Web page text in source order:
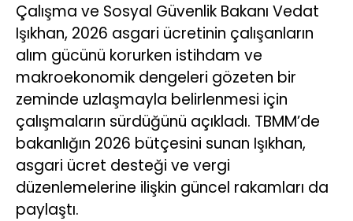
Çalışma ve Sosyal Güvenlik Bakanı Vedat
Işıkhan, 2026 asgari ücretinin çalışanların
alım gücünü korurken istihdam ve
makroekonomik dengeleri gözeten bir
zeminde uzlaşmayla belirlenmesi için
çalışmaların sürdüğünü açıkladı. TBMM’de
bakanlığın 2026 bütçesini sunan Işıkhan,
asgari ücret desteği ve vergi
düzenlemelerine ilişkin güncel rakamları da
paylaştı.